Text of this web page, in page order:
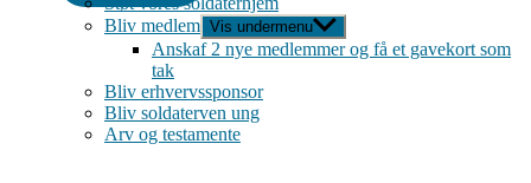
Bliv medlem Vis undermenu
Anskaf 2 nye medlemmer og få et gavekort som
tak
Bliv erhvervssponsor
Bliv soldaterven ung
Arv og testamente